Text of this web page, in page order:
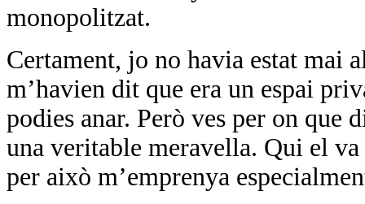
monopolitzat.
Certament, jo no havia estat mai
m’havien dit que era un espai
podies anar. Però ves per on que
una veritable meravella. Qui el
per això m’emprenya